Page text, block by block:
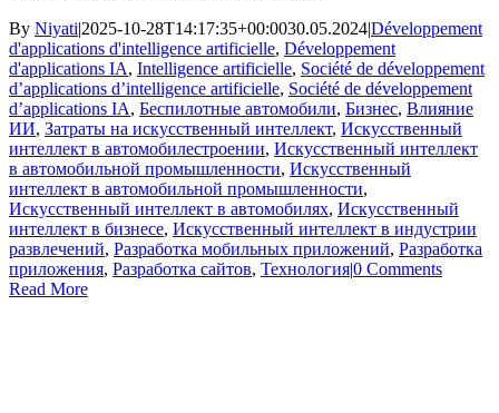
By Niyati|2025-10-28T14:17:35+00:0030.05.2024|Développement
d'applications d'intelligence artificielle, Développement
d'applications IA, Intelligence artificielle, Société de développement
d’applications d’intelligence artificielle, Société de développement
d’applications IA, Беспилотные автомобили, Бизнес, Влияние
ИИ, Затраты на искусственный интеллект, Искусственный
интеллект в автомобилестроении, Искусственный интеллект
в автомобильной промышленности, Искусственный
интеллект в автомобильной промышленности,
Искусственный интеллект в автомобилях, Искусственный
интеллект в бизнесе, Искусственный интеллект в индустрии
развлечений, Разработка мобильных приложений, Разработка
приложения, Разработка сайтов, Технология|0 Comments
Read More